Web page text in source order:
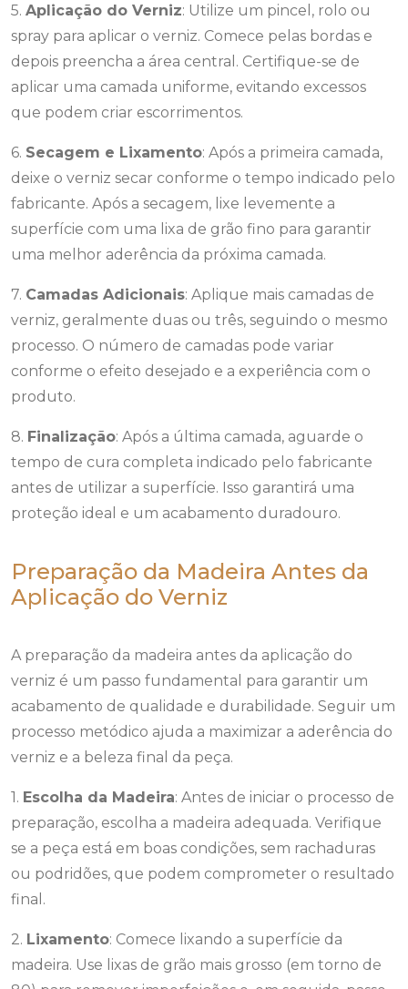
5. Aplicação do Verniz: Utilize um pincel, rolo ou
spray para aplicar o verniz. Comece pelas bordas e
depois preencha a área central. Certifique-se de
aplicar uma camada uniforme, evitando excessos
que podem criar escorrimentos.
6. Secagem e Lixamento: Após a primeira camada,
deixe o verniz secar conforme o tempo indicado pelo
fabricante. Após a secagem, lixe levemente a
superfície com uma lixa de grão fino para garantir
uma melhor aderência da próxima camada.
7. Camadas Adicionais: Aplique mais camadas de
verniz, geralmente duas ou três, seguindo o mesmo
processo. O número de camadas pode variar
conforme o efeito desejado e a experiência com o
produto.
8. Finalização: Após a última camada, aguarde o
tempo de cura completa indicado pelo fabricante
antes de utilizar a superfície. Isso garantirá uma
proteção ideal e um acabamento duradouro.
Preparação da Madeira Antes da
Aplicação do Verniz
A preparação da madeira antes da aplicação do
verniz é um passo fundamental para garantir um
acabamento de qualidade e durabilidade. Seguir um
processo metódico ajuda a maximizar a aderência do
verniz e a beleza final da peça.
1. Escolha da Madeira: Antes de iniciar o processo de
preparação, escolha a madeira adequada. Verifique
se a peça está em boas condições, sem rachaduras
ou podridões, que podem comprometer o resultado
final.
2. Lixamento: Comece lixando a superfície da
madeira. Use lixas de grão mais grosso (em torno de